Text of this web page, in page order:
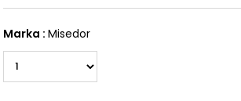
Marka : Misedor